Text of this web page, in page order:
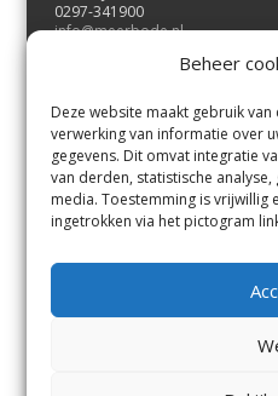
Beheer
Deze website maakt gebruik
verwerking van informatie over
gegevens. Dit omvat integratie
van derden, statistische
media. Toestemming is vrijwillig
ingetrokken via het pictogram
0297-341900
info@meerbode.nl